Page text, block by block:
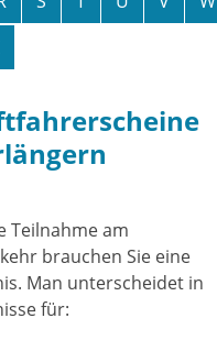
Teilnahme am
brauchen Sie eine
Man unterscheidet in
für: